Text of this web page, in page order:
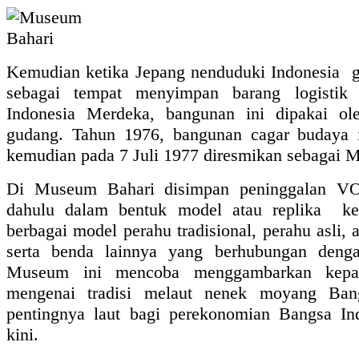
Kemudian ketika Jepang nenduduki Indonesia
sebagai tempat menyimpan barang logistik
Indonesia Merdeka, bangunan ini dipakai
gudang. Tahun 1976, bangunan cagar
kemudian pada 7 Juli 1977 diresmikan sebagai
Di Museum Bahari disimpan peninggalan
dahulu dalam bentuk model atau replika
berbagai model perahu tradisional, perahu asli,
serta benda lainnya yang berhubungan
Museum ini mencoba menggambarkan
mengenai tradisi melaut nenek moyang
pentingnya laut bagi perekonomian Bangsa
kini.